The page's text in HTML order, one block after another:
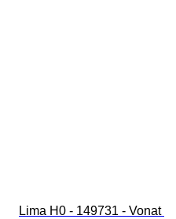
Lima H0 - 149731 - Vonat